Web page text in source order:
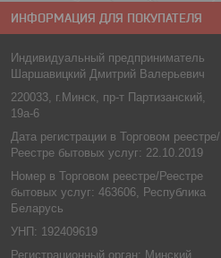
ИНФОРМАЦИЯ ДЛЯ ПОКУПАТЕЛЯ
Индивидуальный предприниматель
Шаршавицкий Дмитрий Валерьевич
220033, г.Минск, пр-т Партизанский,
19а-6
Дата регистрации в Торговом реестре/
Реестре бытовых услуг: 22.10.2019
Номер в Торговом реестре/Реестре
бытовых услуг: 463606, Республика
Беларусь
УНП: 192409619
Регистрационный орган: Минский